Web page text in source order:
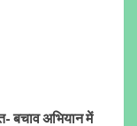
बचाव अभियान में